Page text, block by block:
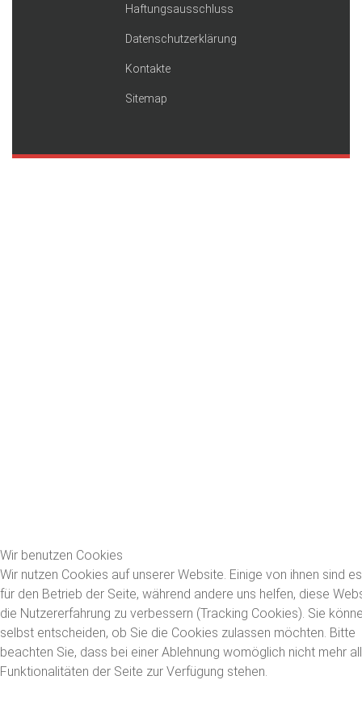
Haftungsausschluss
Datenschutzerklärung
Kontakte
Sitemap
Wir benutzen Cookies
Wir nutzen Cookies auf unserer Website. Einige von ihnen sind
für den Betrieb der Seite, während andere uns helfen, diese
die Nutzererfahrung zu verbessern (Tracking Cookies). Sie
selbst entscheiden, ob Sie die Cookies zulassen möchten. Bitte
beachten Sie, dass bei einer Ablehnung womöglich nicht mehr
Funktionalitäten der Seite zur Verfügung stehen.